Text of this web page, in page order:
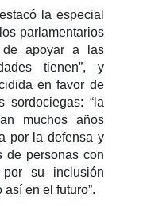
la especial
parlamentarios
de apoyar a las
tienen”, y
en favor de
sordociegas: “la
muchos años
por la defensa y
de personas con
su inclusión
en el futuro”.